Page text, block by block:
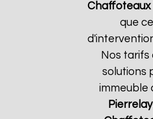
Chaffoteaux
que
Nos
solutions
immeuble